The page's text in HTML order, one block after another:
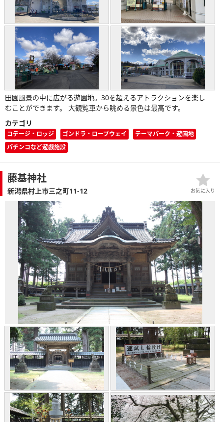
田園風景の中に広がる遊園地。30を超えるアトラクションを楽し
むことができます。 大観覧車から眺める景色は最高です。
カテゴリ
コテージ・ロッジ ゴンドラ・ロープウェイ
テーマパーク・遊園地
パチンコなど遊戯施設
藤基神社
新潟県村上市三之町11-12 お気に入り